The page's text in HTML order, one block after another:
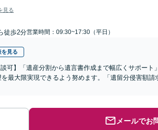
見る
徒歩2分営業時間：09:30~17:30（平日）
を見る
可】「遺産分割から遺言書作成まで幅広くサポート
最大限実現できるよう努めます。「遺留分侵害額
メールでお